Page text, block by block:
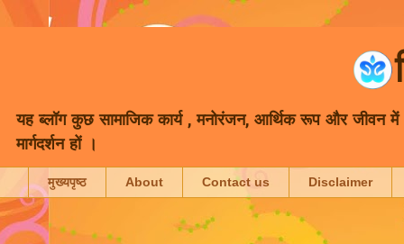
यह ब्लॉग कुछ सामाजिक कार्य , मनोरंजन, आर्थिक रूप और जीवन में
मार्गदर्शन हों ।
मुख्यपृष्ठ About Contact us Disclaimer